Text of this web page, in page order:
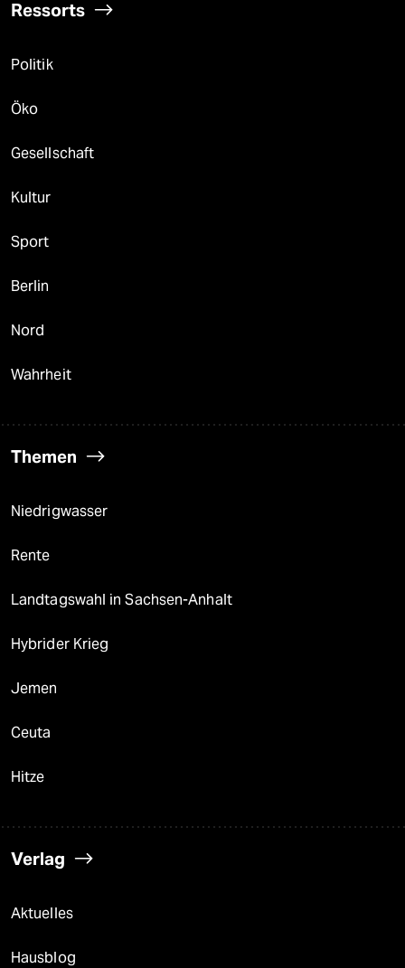
Ressorts
Politik
Öko
Gesellschaft
Kultur
Sport
Berlin
Nord
Wahrheit
Themen
Niedrigwasser
Rente
Landtagswahl in Sachsen-Anhalt
Hybrider Krieg
Jemen
Ceuta
Hitze
Verlag
Aktuelles
Hausblog